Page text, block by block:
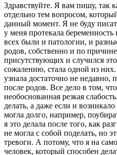
Здравствуйте. Я вам пишу, так
отдельно тем вопросом,
данный момент. Я не буду
у меня протекала
всех были и патологии, и
родов, собственно и по
присутствующих и случился
сожалению, стала одной из
узнала достаточно не недавно,
после родов. Все дело в том,
необоснованная резкая
делать, а даже если и
могла долго, например,
я это делала после того, как
не могла с собой поделать, но
тревоги. А потому, что я на
человек, который способен